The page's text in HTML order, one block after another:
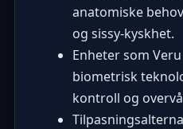
anatomiske
og sissy-kyskhet.
Enheter som
biometrisk
kontroll og